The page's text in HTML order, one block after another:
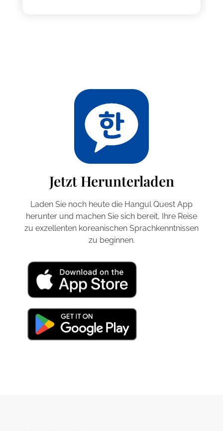
Jetzt Herunterladen
Laden Sie noch heute die Hangul Quest App
herunter und machen Sie sich bereit, Ihre Reise
zu exzellenten koreanischen Sprachkenntnissen
zu beginnen.